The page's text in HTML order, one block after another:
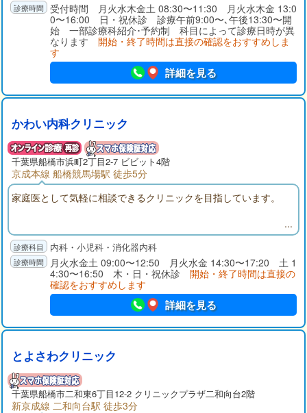
受付時間 月火水木金土 08:30〜11:30 月火水木金 13:0
0〜16:00 日・祝休診 診療午前9:00〜､午後13:30〜開
始 一部診療科紹介･予約制 科目によって診療日時が異
なります 開始・終了時間は直接の確認をおすすめしま
す
詳細を見る
かわい内科クリニック
千葉県船橋市浜町2丁目2-7 ビビット4階
京成本線 船橋競馬場駅 徒歩5分
家庭医として気軽に相談できるクリニックを目指しています。
内科・小児科・消化器内科
月火水金土 09:00〜12:50 月火水金 14:30〜17:20 土 1
4:30〜16:50 木・日・祝休診 開始・終了時間は直接の
確認をおすすめします
詳細を見る
とよさわクリニック
千葉県船橋市二和東6丁目12-2 クリニックプラザ二和向台2階
新京成線 二和向台駅 徒歩3分